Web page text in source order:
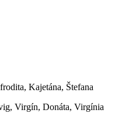
Kajetána, Štefana
Virgín, Donáta, Virgínia